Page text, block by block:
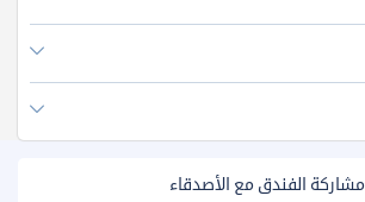
مشاركة الفندق مع الأصدقاء